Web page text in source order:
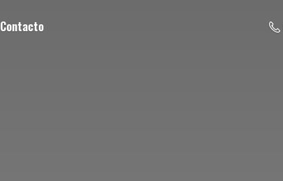
Contacto